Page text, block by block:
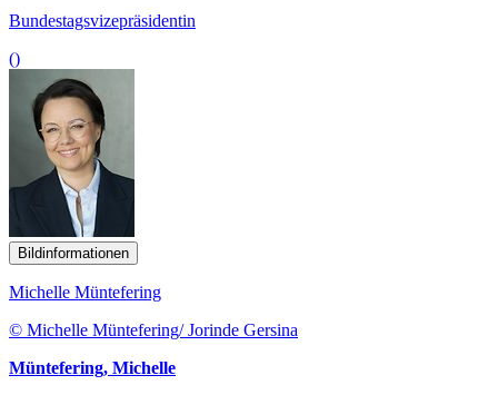
Bundestagsvizepräsidentin
()
Bildinformationen
Michelle Müntefering
© Michelle Müntefering/ Jorinde Gersina
Müntefering, Michelle